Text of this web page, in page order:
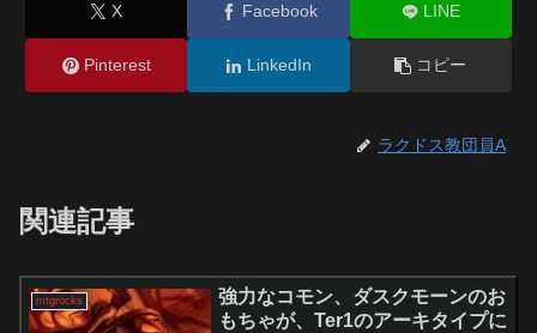
X Facebook LINE
Pinterest LinkedIn コピー
ラクドス教団員A
関連記事
mtgrocks
強力なコモン、ダスクモーンのお
もちゃが、Ter1のアーキタイプに